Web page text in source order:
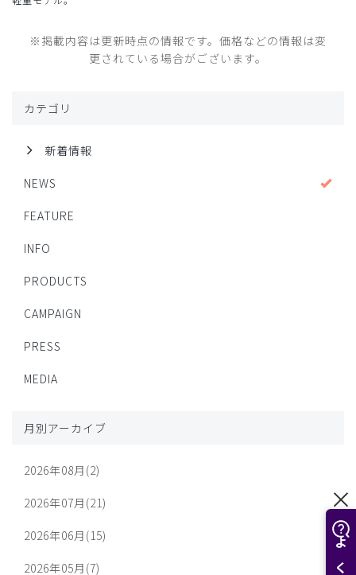
※掲載内容は更新時点の情報です。価格などの情報は変
更されている場合がございます。
カテゴリ
新着情報
NEWS
FEATURE
INFO
PRODUCTS
CAMPAIGN
PRESS
MEDIA
月別アーカイブ
2026年08月(2)
2026年07月(21)
2026年06月(15)
2026年05月(7)